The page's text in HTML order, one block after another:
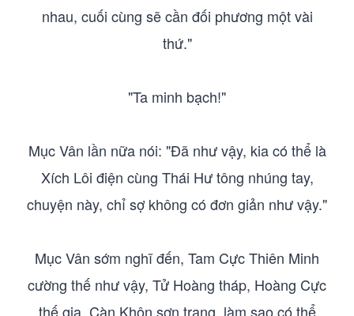
nhau, cuối cùng sẽ cần đối phương một vài
thứ."
"Ta minh bạch!"
Mục Vân lần nữa nói: "Đã như vậy, kia có thể là
Xích Lôi điện cùng Thái Hư tông nhúng tay,
chuyện này, chỉ sợ không có đơn giản như vậy."
Mục Vân sớm nghĩ đến, Tam Cực Thiên Minh
cường thế như vậy, Tử Hoàng tháp, Hoàng Cực
thế gia, Càn Khôn sơn trang, làm sao có thể